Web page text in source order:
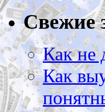
Свежие
Как не
Как